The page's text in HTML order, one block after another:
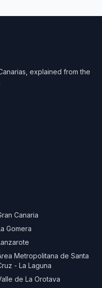
explained from the
Canaria
Gomera
Metropolitana de Santa
- La Laguna
de La Orotava